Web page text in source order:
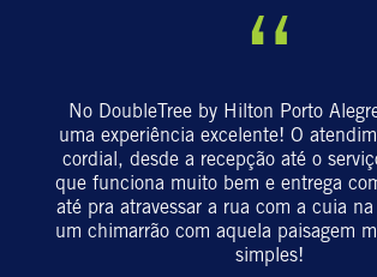
“
No DoubleTree by Hilton Porto
uma experiência excelente! O
cordial, desde a recepção até o
que funciona muito bem e entrega
até pra atravessar a rua com a cuia
um chimarrão com aquela paisagem
simples!